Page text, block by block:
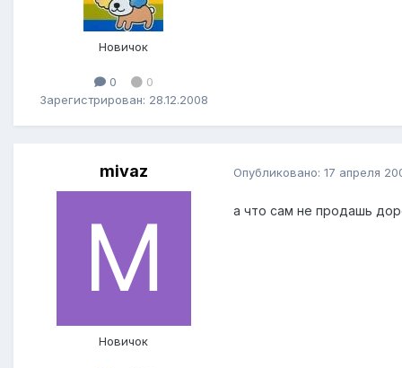
Новичок
0
0
Зарегистрирован: 28.12.2008
mivaz
Новичок
Опубликовано: 17 апреля
а что сам не продашь